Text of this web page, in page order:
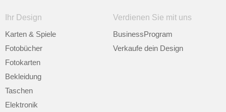
Ihr Design
Karten & Spiele
Fotobücher
Fotokarten
Bekleidung
Taschen
Elektronik
Verdienen Sie mit uns
BusinessProgram
Verkaufe dein Design